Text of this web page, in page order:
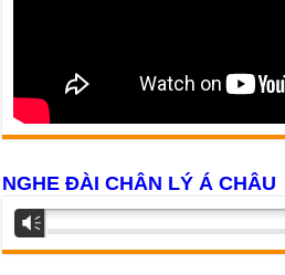
NGHE ĐÀI CHÂN LÝ Á CHÂU
Trình
phát
Vm